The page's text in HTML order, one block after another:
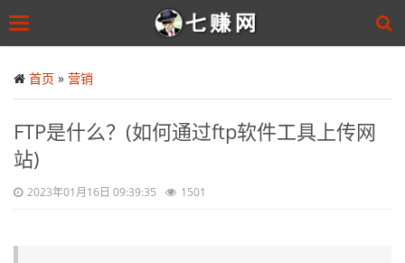
to
main
Toggle
首页 » 营销
​FTP是什么？(如何通过ftp软件工具上传网
站)
2023年01月16日 09:39:35 1501